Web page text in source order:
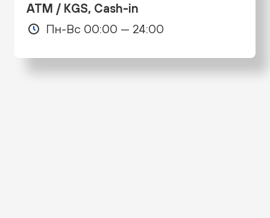
ATM / KGS, Cash-in
Пн-Вс 00:00 — 24:00